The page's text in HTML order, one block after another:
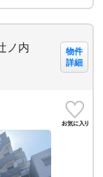
ノ内
物件
詳細